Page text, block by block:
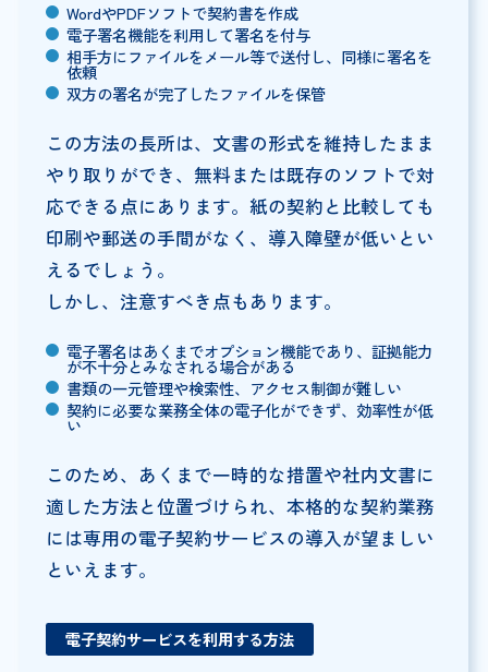
WordやPDFソフトで契約書を作成
電子署名機能を利用して署名を付与
相手方にファイルをメール等で送付し、同様に署名を
依頼
双方の署名が完了したファイルを保管
この方法の長所は、文書の形式を維持したまま
やり取りができ、無料または既存のソフトで対
応できる点にあります。紙の契約と比較しても
印刷や郵送の手間がなく、導入障壁が低いとい
えるでしょう。
しかし、注意すべき点もあります。
電子署名はあくまでオプション機能であり、証拠能力
が不十分とみなされる場合がある
書類の一元管理や検索性、アクセス制御が難しい
契約に必要な業務全体の電子化ができず、効率性が低
い
このため、あくまで一時的な措置や社内文書に
適した方法と位置づけられ、本格的な契約業務
には専用の電子契約サービスの導入が望ましい
といえます。
電子契約サービスを利用する方法